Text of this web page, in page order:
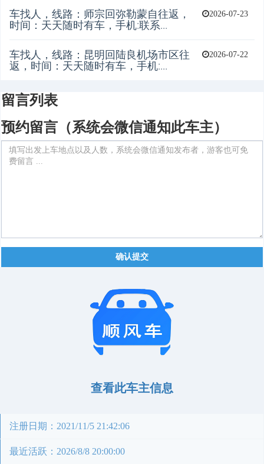
2026-07-23
车找人，线路：师宗回弥勒蒙自往返，
时间：天天随时有车，手机:联系...
2026-07-22
车找人，线路：昆明回陆良机场市区往
返，时间：天天随时有车，手机:...
留言列表
预约留言（系统会微信通知此车主）
确认提交
查看此车主信息
注册日期：2021/11/5 21:42:06
最近活跃：2026/8/8 20:00:00